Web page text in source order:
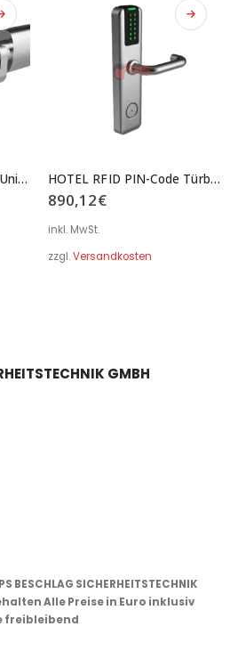
UK Profil-Doppelzylinder United Kingdom Profil beidseitige Kontrolle Serie B02 Typ 023 HOTEL RFID PIN-Code Türbeschlag Langschild eckig breit Serie B02 Typ 141
890,12€
inkl. MwSt.
zzgl.Versandkosten
GMBH
SICHERHEITSTECHNIK
Alle Preise in Euro inklusiv
freibleibend